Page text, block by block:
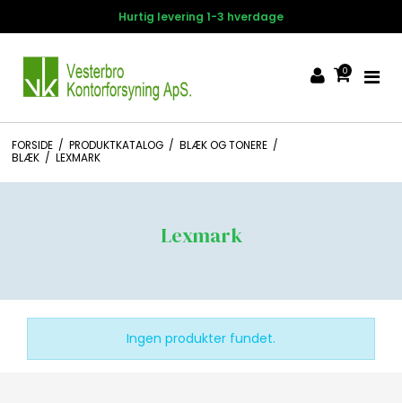
Hurtig levering 1-3 hverdage
0
FORSIDE / PRODUKTKATALOG / BLÆK OG TONERE /
BLÆK / LEXMARK
Lexmark
Ingen produkter fundet.